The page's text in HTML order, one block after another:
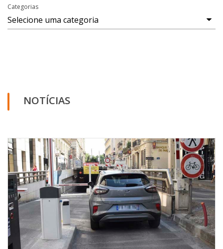
Categorias
NOTÍCIAS